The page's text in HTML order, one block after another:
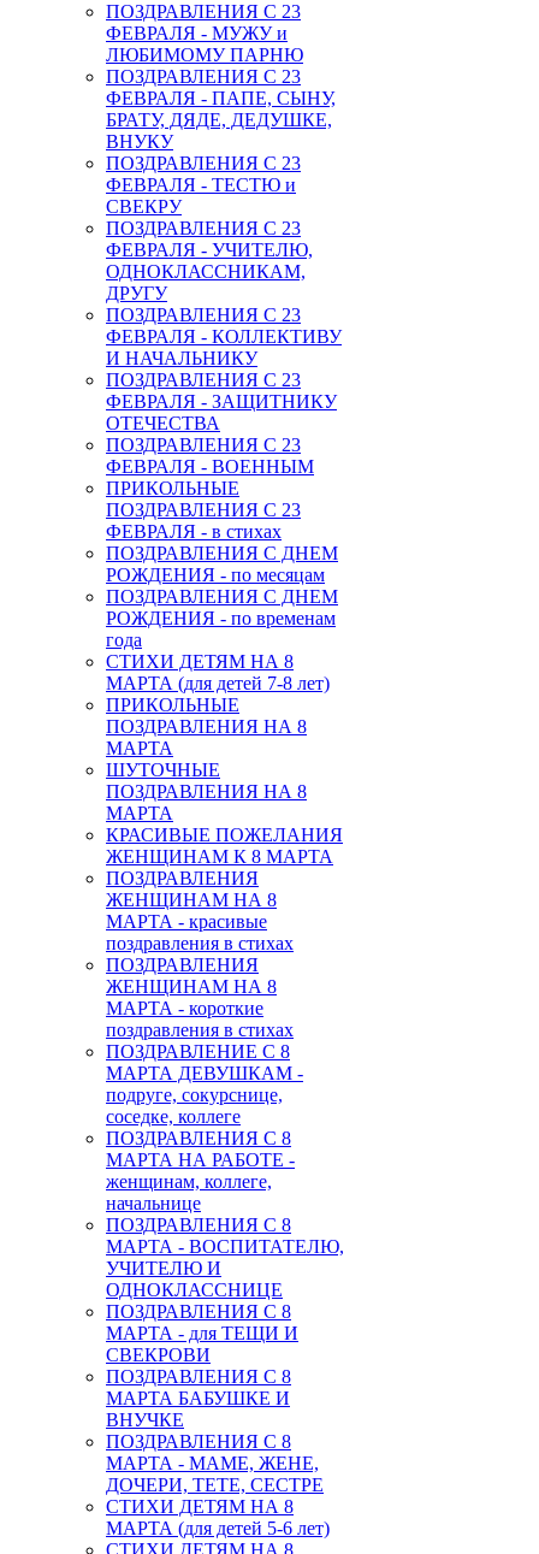
ПОЗДРАВЛЕНИЯ С 23
ФЕВРАЛЯ - МУЖУ и
ЛЮБИМОМУ ПАРНЮ
ПОЗДРАВЛЕНИЯ С 23
ФЕВРАЛЯ - ПАПЕ, СЫНУ,
БРАТУ, ДЯДЕ, ДЕДУШКЕ,
ВНУКУ
ПОЗДРАВЛЕНИЯ С 23
ФЕВРАЛЯ - ТЕСТЮ и
СВЕКРУ
ПОЗДРАВЛЕНИЯ С 23
ФЕВРАЛЯ - УЧИТЕЛЮ,
ОДНОКЛАССНИКАМ,
ДРУГУ
ПОЗДРАВЛЕНИЯ С 23
ФЕВРАЛЯ - КОЛЛЕКТИВУ
И НАЧАЛЬНИКУ
ПОЗДРАВЛЕНИЯ С 23
ФЕВРАЛЯ - ЗАЩИТНИКУ
ОТЕЧЕСТВА
ПОЗДРАВЛЕНИЯ С 23
ФЕВРАЛЯ - ВОЕННЫМ
ПРИКОЛЬНЫЕ
ПОЗДРАВЛЕНИЯ С 23
ФЕВРАЛЯ - в стихах
ПОЗДРАВЛЕНИЯ С ДНЕМ
РОЖДЕНИЯ - по месяцам
ПОЗДРАВЛЕНИЯ С ДНЕМ
РОЖДЕНИЯ - по временам
года
СТИХИ ДЕТЯМ НА 8
МАРТА (для детей 7-8 лет)
ПРИКОЛЬНЫЕ
ПОЗДРАВЛЕНИЯ НА 8
МАРТА
ШУТОЧНЫЕ
ПОЗДРАВЛЕНИЯ НА 8
МАРТА
КРАСИВЫЕ ПОЖЕЛАНИЯ
ЖЕНЩИНАМ К 8 МАРТА
ПОЗДРАВЛЕНИЯ
ЖЕНЩИНАМ НА 8
МАРТА - красивые
поздравления в стихах
ПОЗДРАВЛЕНИЯ
ЖЕНЩИНАМ НА 8
МАРТА - короткие
поздравления в стихах
ПОЗДРАВЛЕНИЕ С 8
МАРТА ДЕВУШКАМ -
подруге, сокурснице,
соседке, коллеге
ПОЗДРАВЛЕНИЯ С 8
МАРТА НА РАБОТЕ -
женщинам, коллеге,
начальнице
ПОЗДРАВЛЕНИЯ С 8
МАРТА - ВОСПИТАТЕЛЮ,
УЧИТЕЛЮ И
ОДНОКЛАССНИЦЕ
ПОЗДРАВЛЕНИЯ С 8
МАРТА - для ТЕЩИ И
СВЕКРОВИ
ПОЗДРАВЛЕНИЯ С 8
МАРТА БАБУШКЕ И
ВНУЧКЕ
ПОЗДРАВЛЕНИЯ С 8
МАРТА - МАМЕ, ЖЕНЕ,
ДОЧЕРИ, ТЕТЕ, СЕСТРЕ
СТИХИ ДЕТЯМ НА 8
МАРТА (для детей 5-6 лет)
СТИХИ ДЕТЯМ НА 8